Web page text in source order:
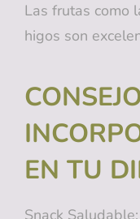
Las frutas como
higos son
EN TU
Snack